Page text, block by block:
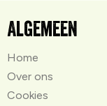
Algemeen
Home
Over ons
Cookies